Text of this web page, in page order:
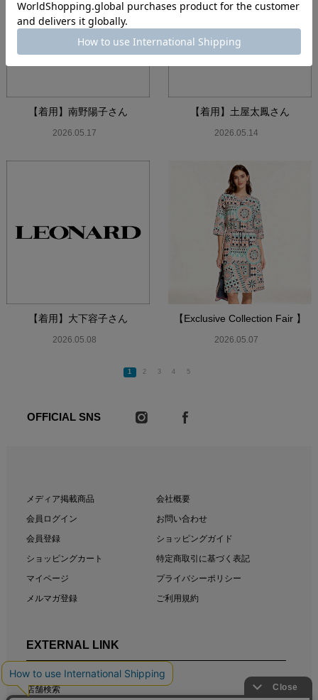
【着用】南野陽子さん
2026.05.17
【着用】土屋太鳳さん
2026.05.14
【着用】大下容子さん
2026.05.08
【Exclusive Collection Fair 】
2026.05.07
1 2 3 4 5
OFFICIAL SNS
メディア掲載商品
会員ログイン
会員登録
ショッピングカート
マイページ
メルマガ登録
会社概要
お問い合わせ
ショッピングガイド
特定商取引に基づく表記
プライバシーポリシー
ご利用規約
EXTERNAL LINK
店舗検索